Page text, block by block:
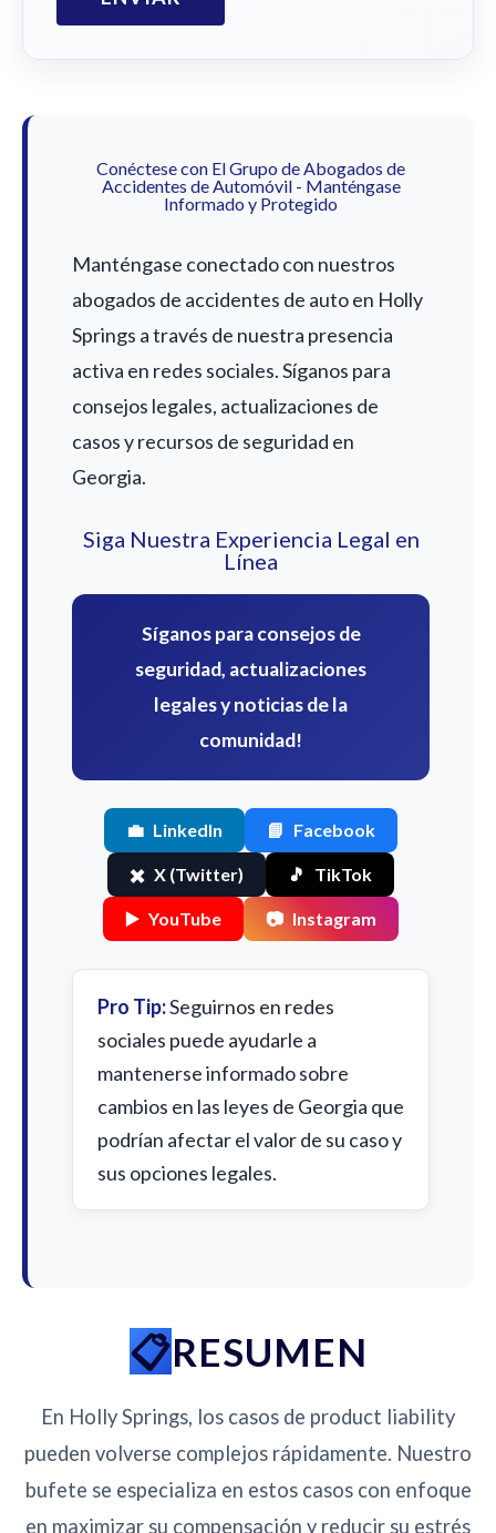
Conéctese con El Grupo de Abogados de
Accidentes de Automóvil - Manténgase
Informado y Protegido
Manténgase conectado con nuestros
abogados de accidentes de auto en Holly
Springs a través de nuestra presencia
activa en redes sociales. Síganos para
consejos legales, actualizaciones de
casos y recursos de seguridad en
Georgia.
Siga Nuestra Experiencia Legal en
Línea
Síganos para consejos de
seguridad, actualizaciones
legales y noticias de la
comunidad!
💼 LinkedIn 📘 Facebook
✖️ X (Twitter) 🎵 TikTok
▶️ YouTube 📷 Instagram
Pro Tip:Seguirnos en redes
sociales puede ayudarle a
mantenerse informado sobre
cambios en las leyes de Georgia que
podrían afectar el valor de su caso y
sus opciones legales.
RESUMEN
En Holly Springs, los casos de product liability
pueden volverse complejos rápidamente. Nuestro
bufete se especializa en estos casos con enfoque
en maximizar su compensación y reducir su estrés